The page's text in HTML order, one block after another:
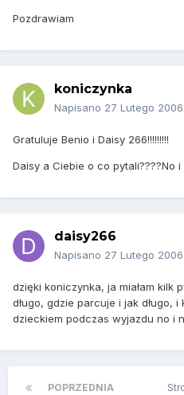
Pozdrawiam
koniczynka
Napisano 27 Lutego 2006
Gratuluje Benio i Daisy 266!!!!!!!!!
Daisy a Ciebie o co pytali????No
daisy266
Napisano 27 Lutego 2006
dzięki koniczynka, ja miałam kilk
długo, gdzie parcuje i jak długo,
dzieckiem podczas wyjazdu no i
POPRZEDNIA